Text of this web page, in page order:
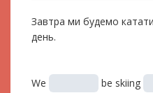
Завтра ми будемо
день.
We be skiing